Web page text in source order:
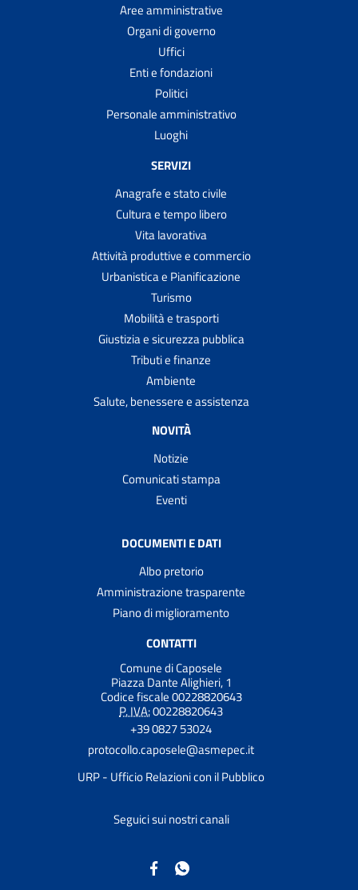
Aree amministrative
Organi di governo
Uffici
Enti e fondazioni
Politici
Personale amministrativo
Luoghi
SERVIZI
Anagrafe e stato civile
Cultura e tempo libero
Vita lavorativa
Attività produttive e commercio
Urbanistica e Pianificazione
Turismo
Mobilità e trasporti
Giustizia e sicurezza pubblica
Tributi e finanze
Ambiente
Salute, benessere e assistenza
NOVITÀ
Notizie
Comunicati stampa
Eventi
DOCUMENTI E DATI
Albo pretorio
Amministrazione trasparente
Piano di miglioramento
CONTATTI
Comune di Caposele
Piazza Dante Alighieri, 1
Codice fiscale 00228820643
P. IVA:00228820643
+39 0827 53024
protocollo.caposele@asmepec.it
URP - Ufficio Relazioni con il Pubblico
Seguici sui nostri canali